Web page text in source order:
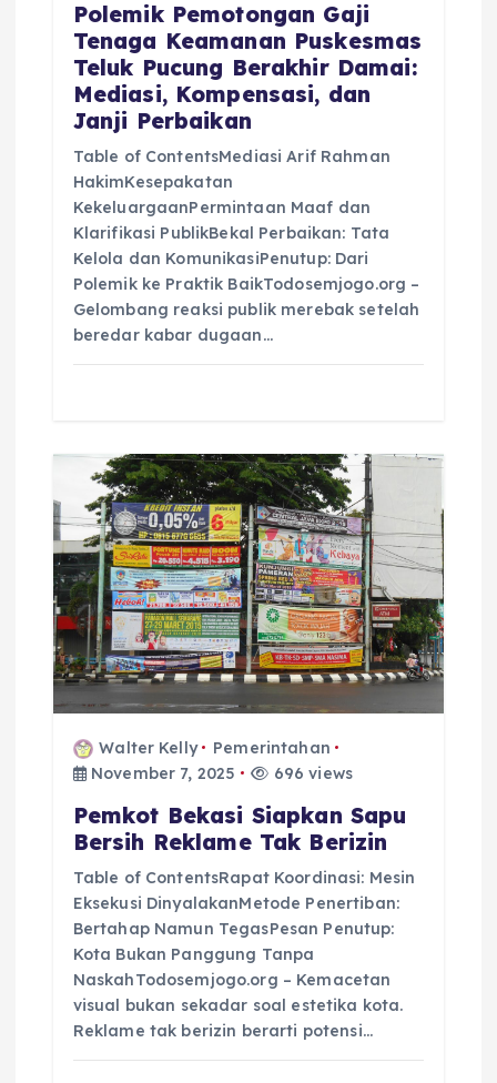
Polemik Pemotongan Gaji
Tenaga Keamanan Puskesmas
Teluk Pucung Berakhir Damai:
Mediasi, Kompensasi, dan
Janji Perbaikan
Table of ContentsMediasi Arif Rahman
HakimKesepakatan
KekeluargaanPermintaan Maaf dan
Klarifikasi PublikBekal Perbaikan: Tata
Kelola dan KomunikasiPenutup: Dari
Polemik ke Praktik BaikTodosemjogo.org –
Gelombang reaksi publik merebak setelah
beredar kabar dugaan…
Walter Kelly
Pemerintahan
November 7, 2025
696 views
Pemkot Bekasi Siapkan Sapu
Bersih Reklame Tak Berizin
Table of ContentsRapat Koordinasi: Mesin
Eksekusi DinyalakanMetode Penertiban:
Bertahap Namun TegasPesan Penutup:
Kota Bukan Panggung Tanpa
NaskahTodosemjogo.org – Kemacetan
visual bukan sekadar soal estetika kota.
Reklame tak berizin berarti potensi…